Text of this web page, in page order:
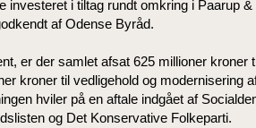
i tiltag rundt omkring i Paarup
af Odense Byråd.
er der samlet afsat 625 millioner kroner
kroner til vedligehold og modernisering
hviler på en aftale indgået af
og Det Konservative Folkeparti.